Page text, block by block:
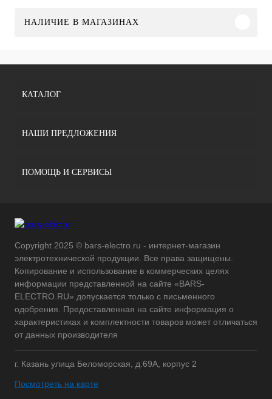
НАЛИЧИЕ В МАГАЗИНАХ
КАТАЛОГ
НАШИ ПРЕДЛОЖЕНИЯ
ПОМОЩЬ И СЕРВИСЫ
Copyright 2025 © bars-electro.ru - интернет-магазин
электротехнической продукции. Все права защищены.
Копирование и использование в коммерческих целях
информации представленной на сайте «BARS-
ELECTRO.RU» допускается только с письменного
одобрения. Предоставленная на сайте информация о
характеристиках и комплектности товаров может отличаться
от данных производителя
г. Казань улица Беломорская, д.69А, корпус 2
Посмотреть на карте